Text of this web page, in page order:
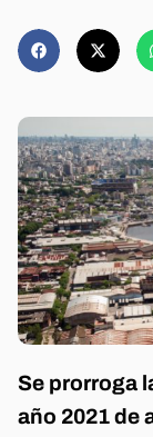
Se prorroga
año 2021 de